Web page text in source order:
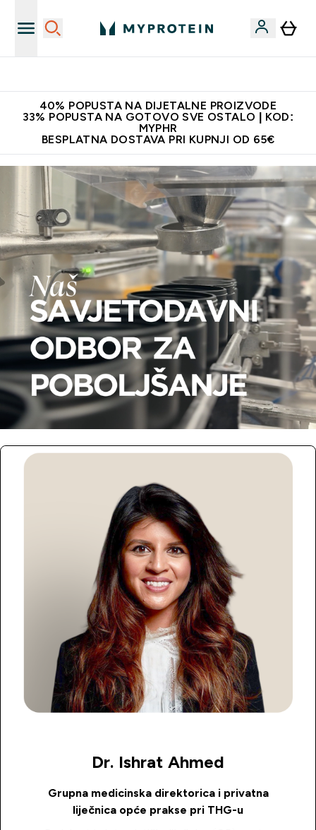
40% POPUSTA NA DIJETALNE PROIZVODE
33% POPUSTA NA GOTOVO SVE OSTALO | KOD:
MYPHR
BESPLATNA DOSTAVA PRI KUPNJI OD 65€
Dr. Ishrat Ahmed
Grupna medicinska direktorica i privatna
liječnica opće prakse pri THG-u